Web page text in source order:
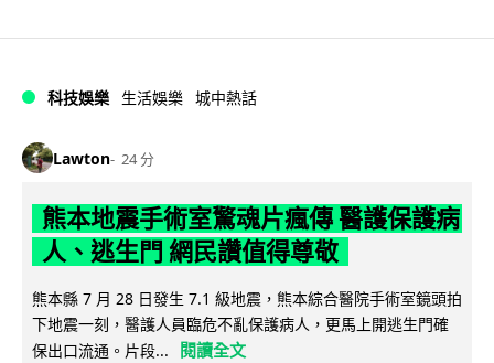
科技娛樂 生活娛樂 城中熱話
Lawton 24 分
熊本地震手術室驚魂片瘋傳 醫護保護病
人、逃生門 網民讚值得尊敬
熊本縣 7 月 28 日發生 7.1 級地震，熊本綜合醫院手術室鏡頭拍
下地震一刻，醫護人員臨危不亂保護病人，更馬上開逃生門確
保出口流通。片段...
閱讀全文